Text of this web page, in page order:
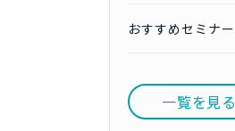
おすすめセミナー
一覧を見る